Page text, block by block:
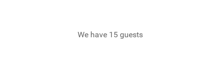
We have 15 guests